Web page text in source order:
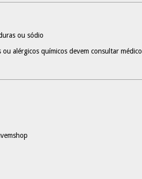
ou sódio
alérgicos químicos devem consultar médico